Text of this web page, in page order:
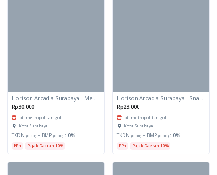
Rp30.000
pt. metropolitan gol...
Kota Surabaya
TKDN (0.00) + BMP (0.00) : 0%
PPh Pajak Daerah 10%
Rp23.000
pt. metropolitan gol...
Kota Surabaya
TKDN (0.00) + BMP (0.00) : 0%
PPh Pajak Daerah 10%